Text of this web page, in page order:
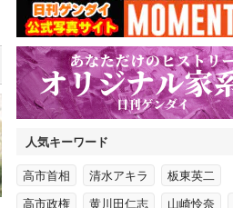
人気キーワード
高市首相 清水アキラ 板東英二
高市政権 黄川田仁志 山崎怜奈